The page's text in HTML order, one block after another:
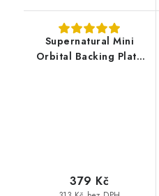
Supernatural Mini
Orbital Backing Plate
379 Kč